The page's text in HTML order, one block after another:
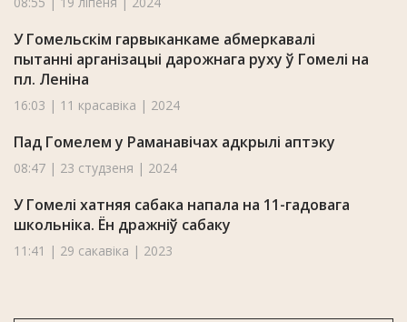
У Гомельскім гарвыканкаме абмеркавалі
пытанні арганізацыі дарожнага руху ў Гомелі на
пл. Леніна
16:03 | 11 красавіка | 2024
Пад Гомелем у Раманавічах адкрылі аптэку
08:47 | 23 студзеня | 2024
У Гомелі хатняя сабака напала на 11-гадовага
школьніка. Ён дражніў сабаку
11:41 | 29 сакавіка | 2023